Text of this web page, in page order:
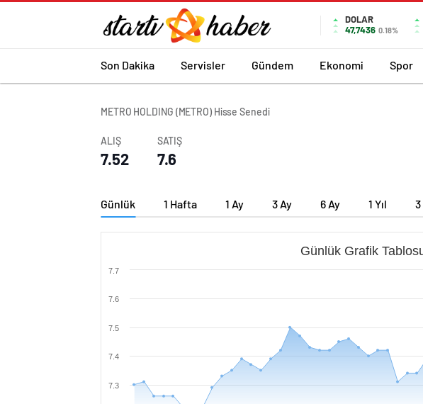
DOLAR
47,7436 0.18%
Son Dakika Servisler Gündem Ekonomi Spor
METRO HOLDING (METRO) Hisse Senedi
ALIŞ
7.52
SATIŞ
7.6
Günlük 1 Hafta 1 Ay 3 Ay 6 Ay 1 Yıl 3
Günlük Grafik
7.3
7.4
7.5
7.6
7.7